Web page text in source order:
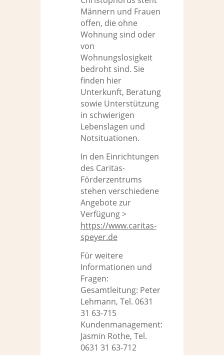
Männern und Frauen
offen, die ohne
Wohnung sind oder
von
Wohnungslosigkeit
bedroht sind. Sie
finden hier
Unterkunft, Beratung
sowie Unterstützung
in schwierigen
Lebenslagen und
Notsituationen.
In den Einrichtungen
des Caritas-
Förderzentrums
stehen verschiedene
Angebote zur
Verfügung >
https://www.caritas-
speyer.de
Für weitere
Informationen und
Fragen:
Gesamtleitung: Peter
Lehmann, Tel. 0631
31 63-715
Kundenmanagement:
Jasmin Rothe, Tel.
0631 31 63-712